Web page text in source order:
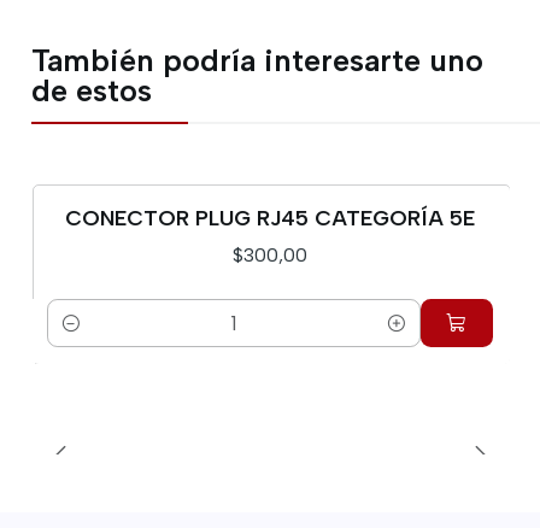
También podría interesarte uno
de estos
CONECTOR PLUG RJ45 CATEGORÍA 5E
$300,00
Cantidad